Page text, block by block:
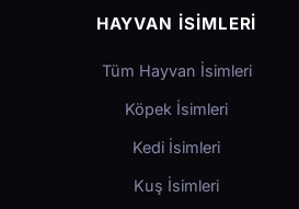
HAYVAN İSIMLERI
Tüm Hayvan İsimleri
Köpek İsimleri
Kedi İsimleri
Kuş İsimleri